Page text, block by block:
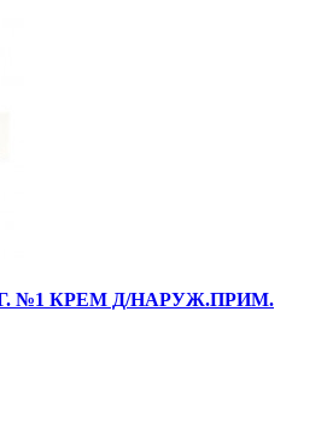
№1 КРЕМ Д/НАРУЖ.ПРИМ.